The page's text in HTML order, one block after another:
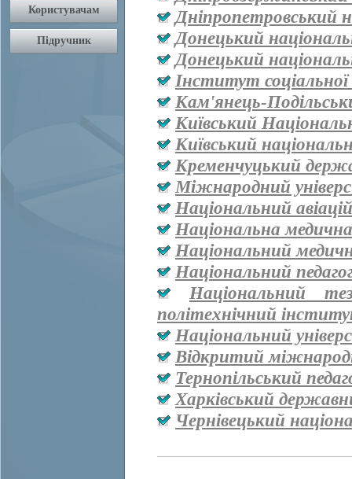
Дніпропетровський
Донецький
Донецький
Інститут
Кам'янець-
Київський
Київський
Кременчуцький
Міжнародний
Національний
Національна медична
Національний
Національний
Національний
політехнічний
Національний
Відкритий
Тернопільський
Харківський
Чернівецький